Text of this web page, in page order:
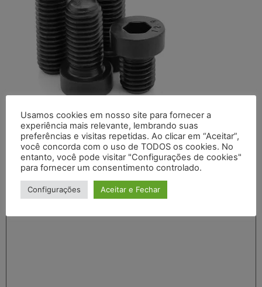
Deixe um comentário
O seu endereço de e-mail não será publicado. Campos
obrigatórios são marcados com*
Comentário*
Usamos cookies em nosso site para fornecer a
experiência mais relevante, lembrando suas
preferências e visitas repetidas. Ao clicar em “Aceitar”,
você concorda com o uso de TODOS os cookies. No
entanto, você pode visitar "Configurações de cookies"
para fornecer um consentimento controlado.
Configurações Aceitar e Fechar